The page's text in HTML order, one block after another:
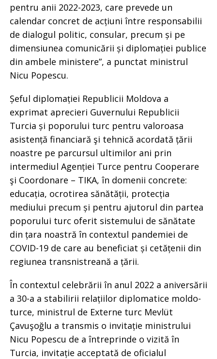
pentru anii 2022-2023, care prevede un
calendar concret de acțiuni între responsabilii
de dialogul politic, consular, precum și pe
dimensiunea comunicării și diplomației publice
din ambele ministere”, a punctat ministrul
Nicu Popescu.
Șeful diplomației Republicii Moldova a
exprimat aprecieri Guvernului Republicii
Turcia și poporului turc pentru valoroasa
asistență financiară şi tehnică acordată țării
noastre pe parcursul ultimilor ani prin
intermediul Agenției Turce pentru Cooperare
şi Coordonare – TIKA, în domenii concrete:
educația, ocrotirea sănătății, protecția
mediului precum și pentru ajutorul din partea
poporului turc oferit sistemului de sănătate
din țara noastră în contextul pandemiei de
COVID-19 de care au beneficiat și cetățenii din
regiunea transnistreană a țării.
În contextul celebrării în anul 2022 a aniversării
a 30-a a stabilirii relațiilor diplomatice moldo-
turce, ministrul de Externe turc Mevlüt
Çavuşoğlu a transmis o invitație ministrului
Nicu Popescu de a întreprinde o vizită în
Turcia, invitație acceptată de oficialul